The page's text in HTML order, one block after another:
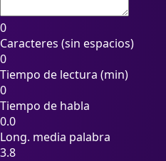
0
Caracteres (sin espacios)
0
Tiempo de lectura (min)
0
Tiempo de habla
0.0
Long. media palabra
3.8